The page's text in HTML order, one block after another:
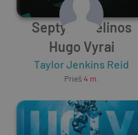
Septyni Evelinos
Hugo Vyrai
Taylor Jenkins Reid
Prieš 4 m.